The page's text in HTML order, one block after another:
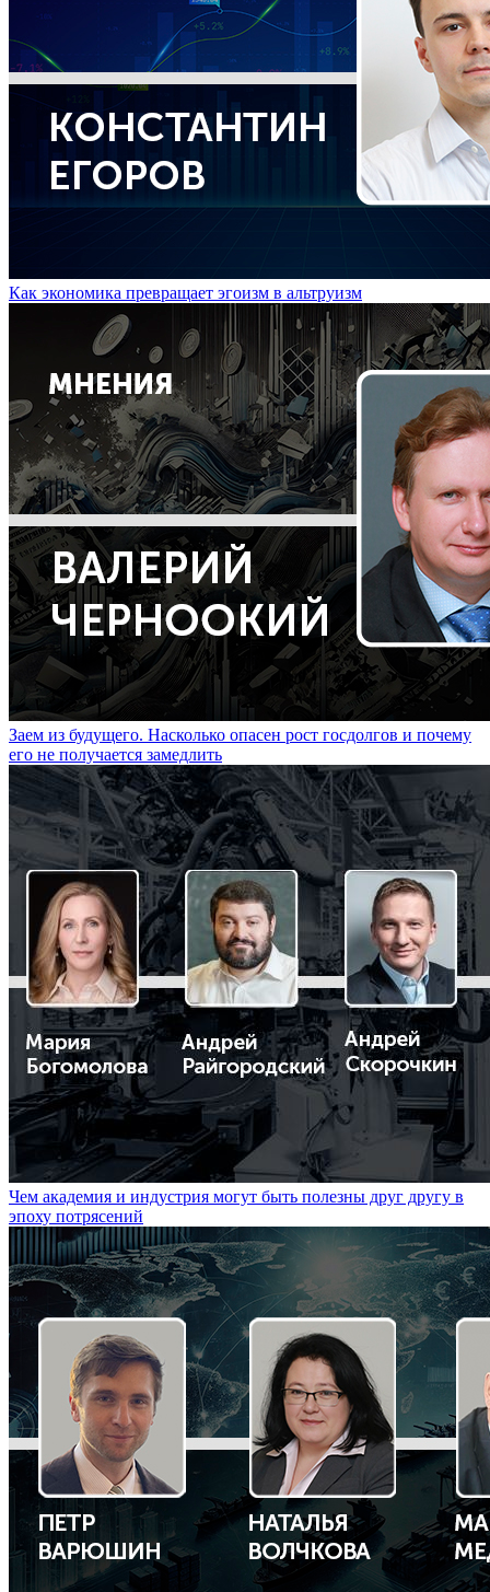
Как экономика превращает эгоизм в альтруизм
Заем из будущего. Насколько опасен рост госдолгов и почему
его не получается замедлить
Чем академия и индустрия могут быть полезны друг другу в
эпоху потрясений